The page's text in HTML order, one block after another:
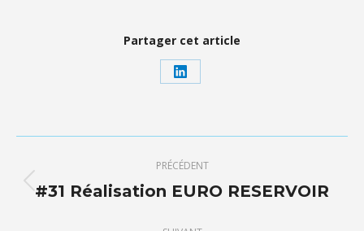
Partager cet article
Partager
LinkedIn
article
PRÉCÉDENT
Article
#31 Réalisation EURO RESERVOIR